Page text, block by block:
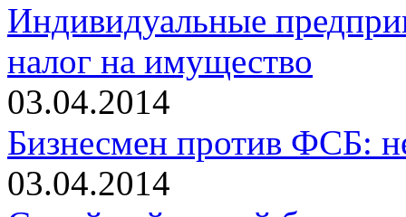
Индивидуальные
налог на имущество
03.04.2014
Бизнесмен против ФСБ:
03.04.2014